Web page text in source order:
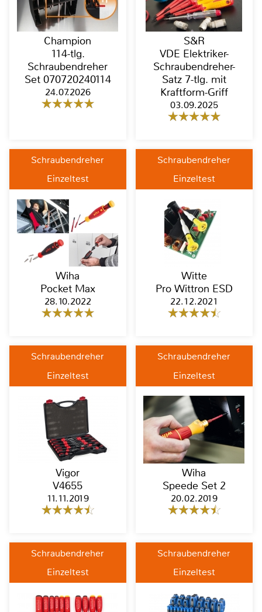
Champion
114-tlg.
Schraubendreher
Set 070720240114
24.07.2026
S&R
VDE Elektriker-
Schraubendreher-
Satz 7-tlg. mit
Kraftform-Griff
03.09.2025
Schraubendreher
Einzeltest
Wiha
Pocket Max
28.10.2022
Schraubendreher
Einzeltest
Witte
Pro Wittron ESD
22.12.2021
Schraubendreher
Einzeltest
Vigor
V4655
11.11.2019
Schraubendreher
Einzeltest
Wiha
Speede Set 2
20.02.2019
Schraubendreher
Einzeltest
Schraubendreher
Einzeltest